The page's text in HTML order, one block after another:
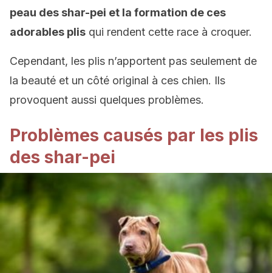
peau des shar-pei et la formation de ces
adorables plis qui rendent cette race à croquer.
Cependant, les plis n’apportent pas seulement de
la beauté et un côté original à ces chien. Ils
provoquent aussi quelques problèmes.
Problèmes causés par les plis
des shar-pei